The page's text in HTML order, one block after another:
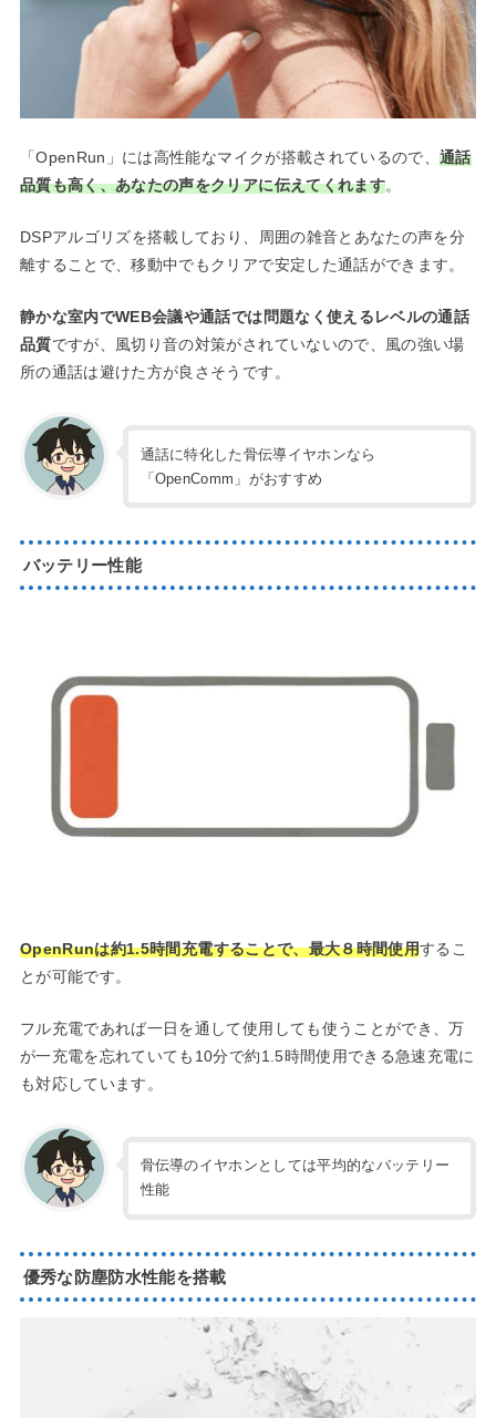
「OpenRun」には高性能なマイクが搭載されているので、通話
品質も高く、あなたの声をクリアに伝えてくれます。
DSPアルゴリズを搭載しており、周囲の雑音とあなたの声を分
離することで、移動中でもクリアで安定した通話ができます。
静かな室内でWEB会議や通話では問題なく使えるレベルの通話
品質ですが、風切り音の対策がされていないので、風の強い場
所の通話は避けた方が良さそうです。
通話に特化した骨伝導イヤホンなら
「OpenComm」がおすすめ
バッテリー性能
OpenRunは約1.5時間充電することで、最大８時間使用するこ
とが可能です。
フル充電であれば一日を通して使用しても使うことができ、万
が一充電を忘れていても10分で約1.5時間使用できる急速充電に
も対応しています。
骨伝導のイヤホンとしては平均的なバッテリー
性能
優秀な防塵防水性能を搭載